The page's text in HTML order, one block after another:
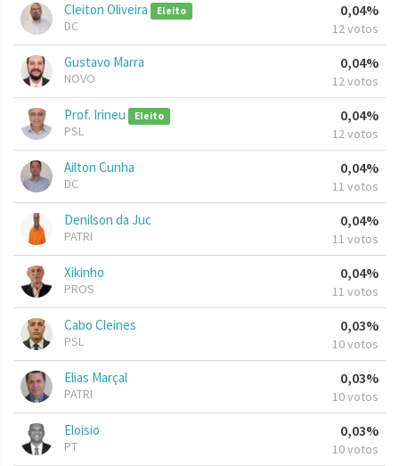
Cleiton Oliveira Eleito
DC
0,04%
12 votos
Gustavo Marra
NOVO
0,04%
12 votos
Prof. Irineu Eleito
PSL
0,04%
12 votos
Ailton Cunha
DC
0,04%
11 votos
Denilson da Juc
PATRI
0,04%
11 votos
Xikinho
PROS
0,04%
11 votos
Cabo Cleines
PSL
0,03%
10 votos
Elias Marçal
PATRI
0,03%
10 votos
Eloisio
PT
0,03%
10 votos